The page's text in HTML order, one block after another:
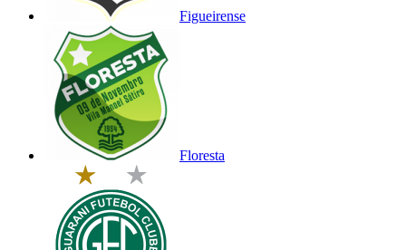
Figueirense
Floresta